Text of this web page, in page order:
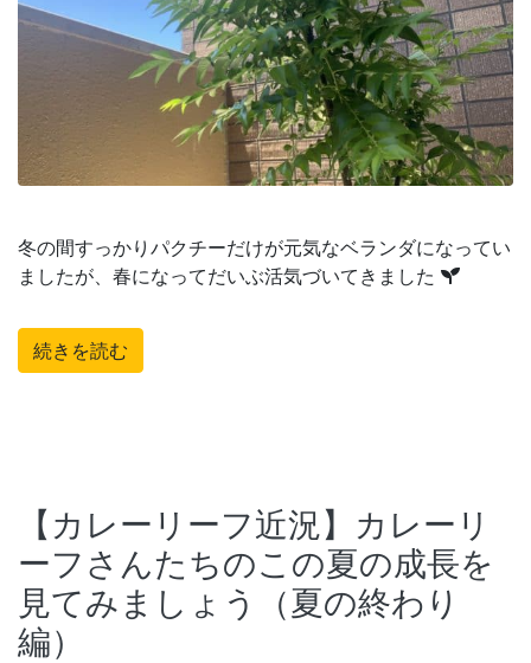
冬の間すっかりパクチーだけが元気なベランダになってい
ましたが、春になってだいぶ活気づいてきました
続きを読む
【カレーリーフ近況】カレーリ
ーフさんたちのこの夏の成長を
見てみましょう（夏の終わり
編）